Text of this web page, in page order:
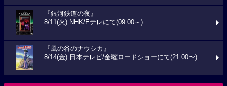
『銀河鉄道の夜』
8/11(火) NHK/Eテレにて(09:00～)
『風の谷のナウシカ』
8/14(金) 日本テレビ/金曜ロードショーにて(21:00〜)